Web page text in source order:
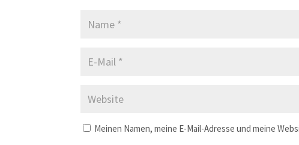
Meinen Namen, meine E-Mail-Adresse und meine